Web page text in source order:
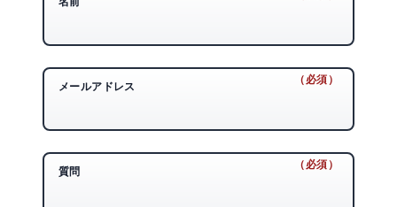
メールアドレス （必須）
質問（必須） （必須）